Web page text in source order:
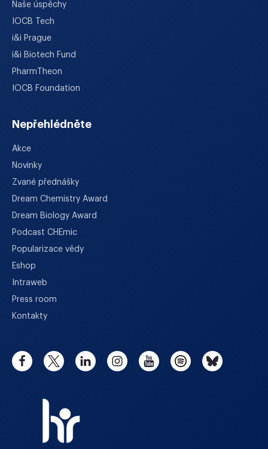
Naše úspěchy
IOCB Tech
i&i Prague
i&i Biotech Fund
PharmTheon
IOCB Foundation
Nepřehlédněte
Akce
Novinky
Zvané přednášky
Dream Chemistry Award
Dream Biology Award
Podcast CHEmic
Popularizace vědy
Eshop
Intraweb
Press room
Kontakty